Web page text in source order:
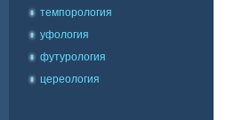
темпорология
уфология
футурология
цереология